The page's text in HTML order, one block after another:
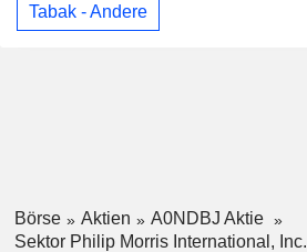
Tabak - Andere
Börse Aktien
A0NDBJ Aktie
Sektor Philip Morris International, Inc.